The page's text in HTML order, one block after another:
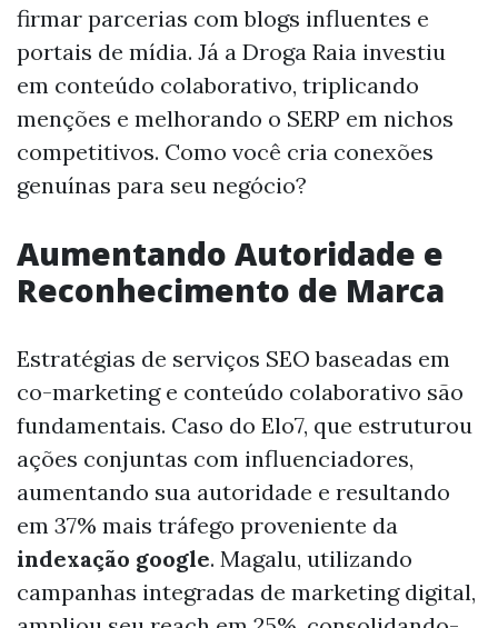
firmar parcerias com blogs influentes e
portais de mídia. Já a Droga Raia investiu
em conteúdo colaborativo, triplicando
menções e melhorando o SERP em nichos
competitivos. Como você cria conexões
genuínas para seu negócio?
Aumentando Autoridade e
Reconhecimento de Marca
Estratégias de serviços SEO baseadas em
co-marketing e conteúdo colaborativo são
fundamentais. Caso do Elo7, que estruturou
ações conjuntas com influenciadores,
aumentando sua autoridade e resultando
em 37% mais tráfego proveniente da
indexação google. Magalu, utilizando
campanhas integradas de marketing digital,